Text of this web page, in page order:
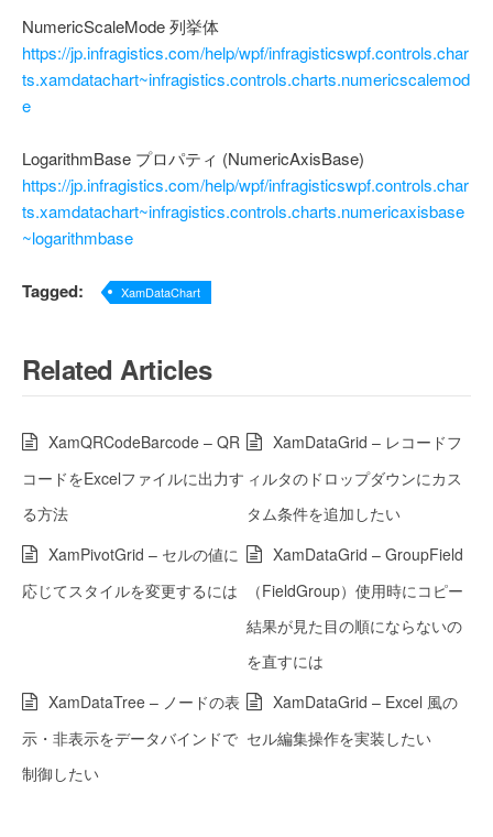
NumericScaleMode 列挙体
https://jp.infragistics.com/help/wpf/infragisticswpf.controls.char
ts.xamdatachart~infragistics.controls.charts.numericscalemod
e
LogarithmBase プロパティ (NumericAxisBase)
https://jp.infragistics.com/help/wpf/infragisticswpf.controls.char
ts.xamdatachart~infragistics.controls.charts.numericaxisbase
~logarithmbase
Tagged: XamDataChart
Related Articles
XamQRCodeBarcode – QR
コードをExcelファイルに出力す
る方法
XamDataGrid – レコードフ
ィルタのドロップダウンにカス
タム条件を追加したい
XamPivotGrid – セルの値に
応じてスタイルを変更するには
XamDataGrid – GroupField
（FieldGroup）使用時にコピー
結果が見た目の順にならないの
を直すには
XamDataTree – ノードの表
示・非表示をデータバインドで
制御したい
XamDataGrid – Excel 風の
セル編集操作を実装したい